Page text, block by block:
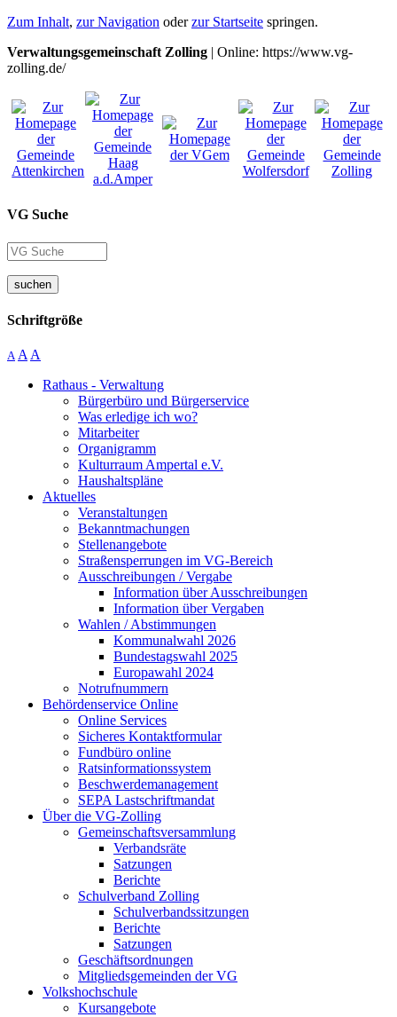
Zum Inhalt, zur Navigation oderzur Startseite springen.
Verwaltungsgemeinschaft Zolling | Online: https://www.vg-
zolling.de/
VG Suche
suchen
Schriftgröße
A A A
Rathaus - Verwaltung
Bürgerbüro und Bürgerservice
Was erledige ich wo?
Mitarbeiter
Organigramm
Kulturraum Ampertal e.V.
Haushaltspläne
Aktuelles
Veranstaltungen
Bekanntmachungen
Stellenangebote
Straßensperrungen im VG-Bereich
Ausschreibungen / Vergabe
Information über Ausschreibungen
Information über Vergaben
Wahlen / Abstimmungen
Kommunalwahl 2026
Bundestagswahl 2025
Europawahl 2024
Notrufnummern
Behördenservice Online
Online Services
Sicheres Kontaktformular
Fundbüro online
Ratsinformationssystem
Beschwerdemanagement
SEPA Lastschriftmandat
Über die VG-Zolling
Gemeinschaftsversammlung
Verbandsräte
Satzungen
Berichte
Schulverband Zolling
Schulverbandssitzungen
Berichte
Satzungen
Geschäftsordnungen
Mitgliedsgemeinden der VG
Volkshochschule
Kursangebote